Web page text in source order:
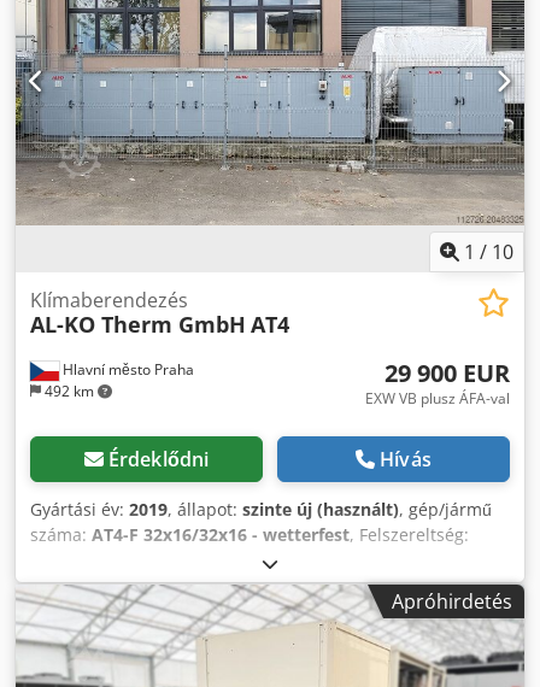
legyártjuk! Ne pazarolja idejét nem megfelelő tömítéssel –
rendeljen tökéletesen illeszkedő megoldást
hűtőberendezéséhez! 📍 Személyes átvétel vagy házhoz
szállítás. 📦 Áfás számla, minőségi garancia. Az ár az új
tömítések elkészítésének árajánlatára vonatkozik.
1 / 10
Hlavní město Praha
492 km
Klímaberendezés
AL-KO Therm GmbH AT4
29 900 EUR
EXW VB plusz ÁFA-val
Érdeklődni Hívás
Gyártási év: 2019, állapot: szinte új (használt), gép/jármű
száma: AT4-F 32x16/32x16 - wetterfest, Felszereltség:
, AL-KO légtechnikai egység Crodsxvdi Sopfx
Aqtjf
Apróhirdetés